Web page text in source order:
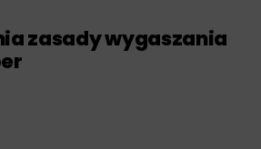
zasady wygaszania